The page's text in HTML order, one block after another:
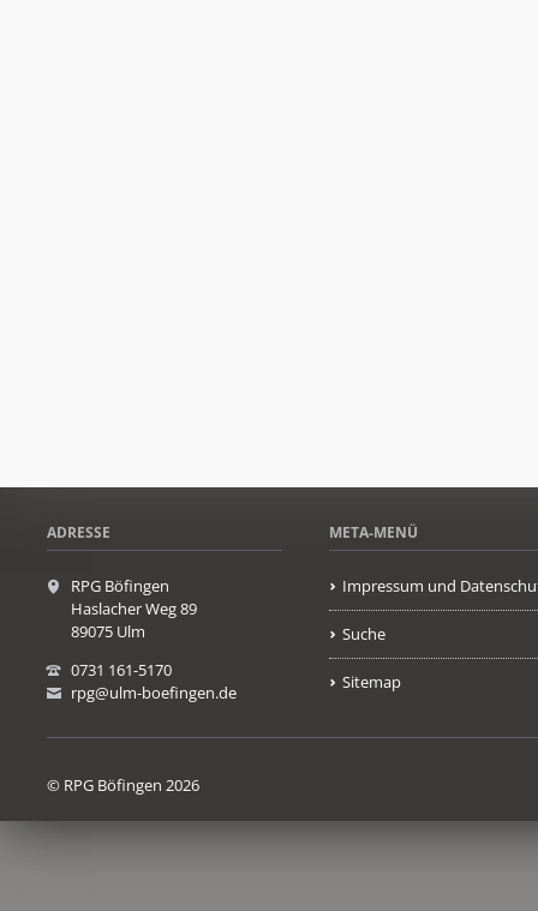
ADRESSE
RPG Böfingen
Haslacher Weg 89
89075 Ulm
0731 161-5170
rpg@ulm-boefingen.de
META-MENÜ
Impressum und
Suche
Sitemap
© RPG Böfingen 2026